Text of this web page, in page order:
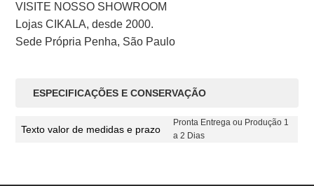
VISITE NOSSO SHOWROOM
Lojas CIKALA, desde 2000.
Sede Própria Penha, São Paulo
ESPECIFICAÇÕES E CONSERVAÇÃO
Texto valor de medidas e prazo
Pronta Entrega ou Produção 1
a 2 Dias